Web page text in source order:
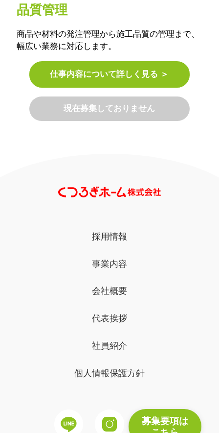
品質管理
商品や材料の発注管理から施工品質の管理まで、
幅広い業務に対応します。
仕事内容について詳しく見る ＞
現在募集しておりません
募集要項は
採用情報
事業内容
会社概要
代表挨拶
社員紹介
個人情報保護方針